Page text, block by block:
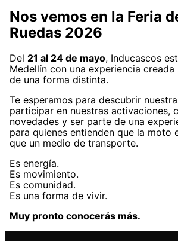
Nos vemos en la Feria
Ruedas 2026
Del 21 al 24 de mayo, Inducascos
Medellín con una experiencia
de una forma distinta.
Te esperamos para descubrir
participar en nuestras activaciones,
novedades y ser parte de una
para quienes entienden que la moto
que un medio de transporte.
Es energía.
Es movimiento.
Es comunidad.
Es una forma de vivir.
Muy pronto conocerás más.